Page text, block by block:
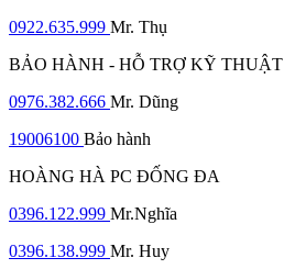
0922.635.999 Mr. Thụ
BẢO HÀNH - HỖ TRỢ KỸ THUẬT
0976.382.666 Mr. Dũng
19006100 Bảo hành
HOÀNG HÀ PC ĐỐNG ĐA
0396.122.999 Mr.Nghĩa
0396.138.999 Mr. Huy